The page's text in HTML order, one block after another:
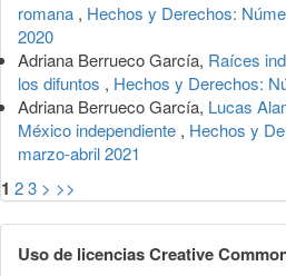
romana , Hechos y Derechos:
2020
Adriana Berrueco García, Raíces
los difuntos , Hechos y Derechos:
Adriana Berrueco García, Lucas
México independiente , Hechos y
marzo-abril 2021
1 23 > >>
Uso de licencias Creative